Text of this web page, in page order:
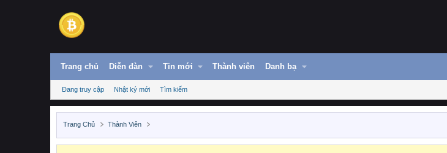
Trang chủ Diễn đàn Tin mới Thành viên Danh bạ
Đang truy cập Nhật ký mới Tìm kiếm
Trang Chủ Thành Viên